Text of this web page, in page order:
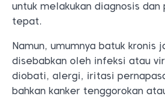
untuk melakukan diagnosis dan
tepat.
Namun, umumnya batuk kronis
disebabkan oleh infeksi atau
diobati, alergi, iritasi
bahkan kanker tenggorokan